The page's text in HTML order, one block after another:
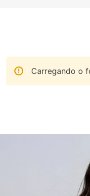
Carregando o